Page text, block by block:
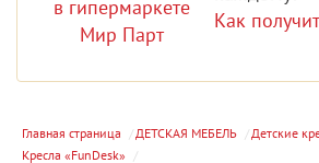
Как
Главная страница ДЕТСКАЯ МЕБЕЛЬ
Детские
Кресла «FunDesk»